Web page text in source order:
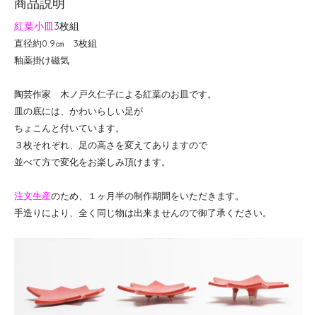
紅葉小皿3枚組
直径約0.9㎝ 3枚組
釉薬掛け磁気
陶芸作家 木ノ戸久仁子による紅葉のお皿です。
皿の底には、かわいらしい足が
ちょこんと付いています。
３枚それぞれ、足の高さを変えてありますので
並べて方で変化をお楽しみ頂けます。
注文生産のため、１ヶ月半の制作期間をいただきます。
手造りにより、全く同じ物は出来ませんので御了承ください。